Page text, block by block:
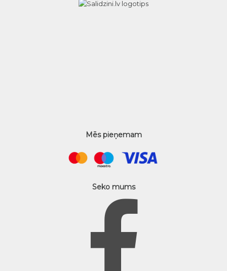
Mēs pieņemam
Seko mums